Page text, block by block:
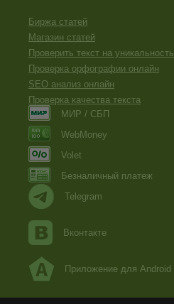
Биржа статей
Магазин статей
Проверить текст на уникальность
Проверка орфографии онлайн
SEO анализ онлайн
Проверка качества текста
МИР / СБП
WebMoney
Volet
Безналичный платеж
Telegram
Вконтакте
Приложение для Android